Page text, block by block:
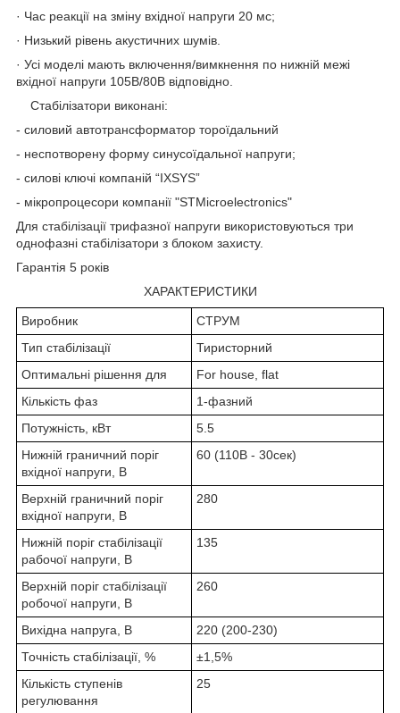
· Час реакції на зміну вхідної напруги 20 мс;
· Низький рівень акустичних шумів.
· Усі моделі мають включення/вимкнення по нижній межі
вхідної напруги 105В/80В відповідно.
Стабілізатори виконані:
- силовий автотрансформатор тороїдальний
- неспотворену форму синусоїдальної напруги;
- силові ключі компаній “IXSYS”
- мікропроцесори компанії "STMicroelectronics"
Для стабілізації трифазної напруги використовуються три
однофазні стабілізатори з блоком захисту.
Гарантія 5 років
ХАРАКТЕРИСТИКИ
Виробник
СТРУМ
Тип стабілізації
Тиристорний
Оптимальні рішення для
For house, flat
Кількість фаз
1-фазний
Потужність, кВт
5.5
Нижній граничний поріг
вхідної напруги, В
60 (110В - 30сек)
Верхній граничний поріг
вхідної напруги, В
280
Нижній поріг стабілізації
рабочої напруги, В
135
Верхній поріг стабілізації
робочої напруги, В
260
Вихідна напруга, В
220 (200-230)
Точність стабілізації, %
±1,5%
Кількість ступенів
регулювання
25